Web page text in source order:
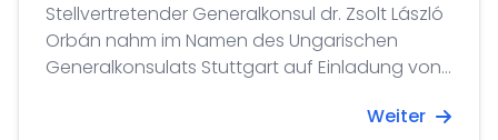
Stellvertretender Generalkonsul dr. Zsolt László
Orbán nahm im Namen des Ungarischen
Generalkonsulats Stuttgart auf Einladung von
Weiter